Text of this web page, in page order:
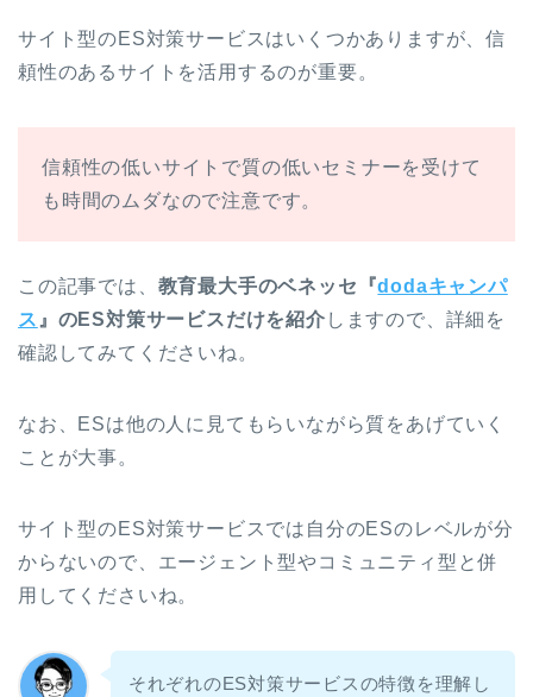
サイト型のES対策サービスはいくつかありますが、信
頼性のあるサイトを活用するのが重要。
信頼性の低いサイトで質の低いセミナーを受けて
も時間のムダなので注意です。
この記事では、 教育最大手のベネッセ『dodaキャンパ
ス 』のES対策サービスだけを紹介 しますので、詳細を
確認してみてくださいね。
なお、ESは他の人に見てもらいながら質をあげていく
ことが大事。
サイト型のES対策サービスでは自分のESのレベルが分
からないので、エージェント型やコミュニティ型と併
用してくださいね。
それぞれのES対策サービスの特徴を理解し